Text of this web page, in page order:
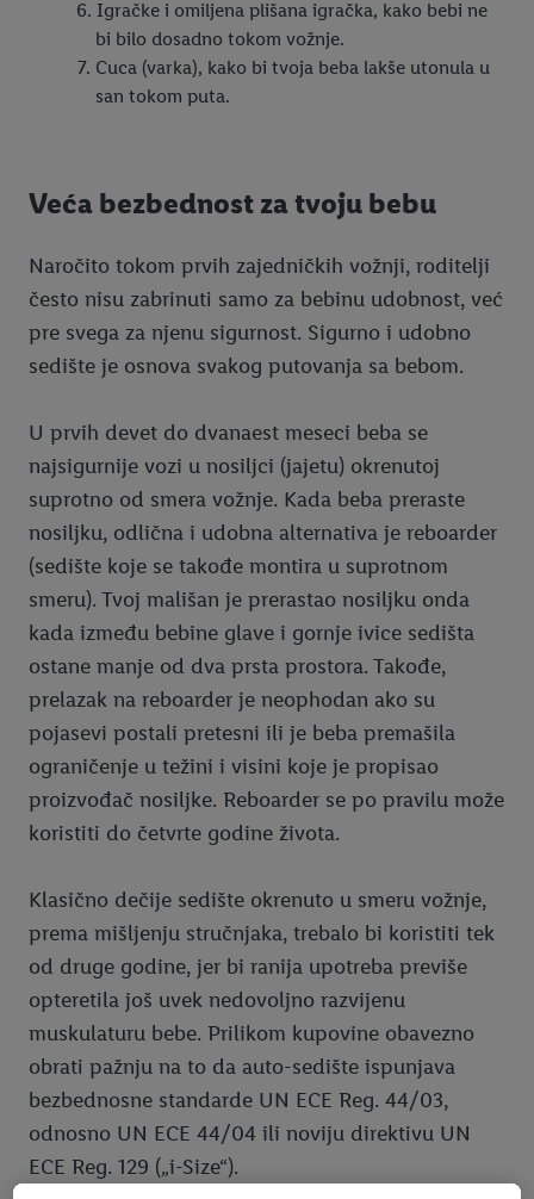
Igračke i omiljena plišana igračka, kako bebi ne
bi bilo dosadno tokom vožnje.
Cuca (varka), kako bi tvoja beba lakše utonula u
san tokom puta.
Veća bezbednost za tvoju bebu
Naročito tokom prvih zajedničkih vožnji, roditelji
često nisu zabrinuti samo za bebinu udobnost, već
pre svega za njenu sigurnost. Sigurno i udobno
sedište je osnova svakog putovanja sa bebom.
U prvih devet do dvanaest meseci beba se
najsigurnije vozi u nosiljci (jajetu) okrenutoj
suprotno od smera vožnje. Kada beba preraste
nosiljku, odlična i udobna alternativa je reboarder
(sedište koje se takođe montira u suprotnom
smeru). Tvoj mališan je prerastao nosiljku onda
kada između bebine glave i gornje ivice sedišta
ostane manje od dva prsta prostora. Takođe,
prelazak na reboarder je neophodan ako su
pojasevi postali pretesni ili je beba premašila
ograničenje u težini i visini koje je propisao
proizvođač nosiljke. Reboarder se po pravilu može
koristiti do četvrte godine života.
Klasično dečije sedište okrenuto u smeru vožnje,
prema mišljenju stručnjaka, trebalo bi koristiti tek
od druge godine, jer bi ranija upotreba previše
opteretila još uvek nedovoljno razvijenu
muskulaturu bebe. Prilikom kupovine obavezno
obrati pažnju na to da auto-sedište ispunjava
bezbednosne standarde UN ECE Reg. 44/03,
odnosno UN ECE 44/04 ili noviju direktivu UN
ECE Reg. 129 („i-Size“).